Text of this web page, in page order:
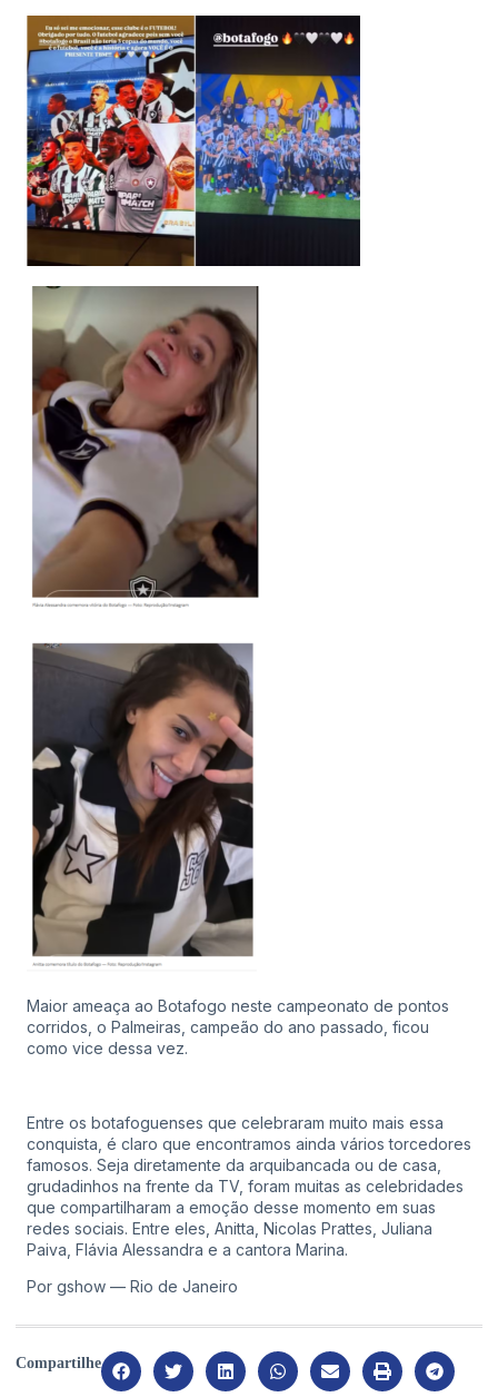
Maior ameaça ao Botafogo neste campeonato de pontos
corridos, o Palmeiras, campeão do ano passado, ficou
como vice dessa vez.
Entre os botafoguenses que celebraram muito mais essa
conquista, é claro que encontramos ainda vários torcedores
famosos. Seja diretamente da arquibancada ou de casa,
grudadinhos na frente da TV, foram muitas as celebridades
que compartilharam a emoção desse momento em suas
redes sociais. Entre eles, Anitta, Nicolas Prattes, Juliana
Paiva, Flávia Alessandra e a cantora Marina.
Por gshow — Rio de Janeiro
Compartilhe